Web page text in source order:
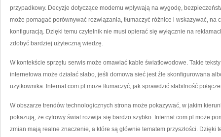
przypadkowy. Decyzje dotyczące modemu wpływają na wygodę,
może pomagać porównywać rozwiązania, tłumaczyć różnice i wskazywać, na
konfiguracją. Dzięki temu czytelnik nie musi opierać się wyłącznie na
zdobyć bardziej użyteczną wiedzę.
W kontekście sprzętu serwis może omawiać kable światłowodowe. Takie
internetowa może działać słabo, jeśli domowa sieć jest źle skonfigurowana
użytkownika. Internat.com.pl może tłumaczyć, jak sprawdzić stabilność
W obszarze trendów technologicznych strona może pokazywać, w jakim
pokazują, że cyfrowy świat rozwija się bardzo szybko. Internat.com.pl może
zmian mają realne znaczenie, a które są głównie tematem przyszłości. Dzięki